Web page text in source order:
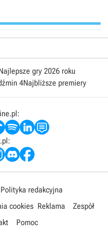
gry 2026 roku
4Najbliższe premiery
Polityka redakcyjna
cookies Reklama
Zespół
Pomoc